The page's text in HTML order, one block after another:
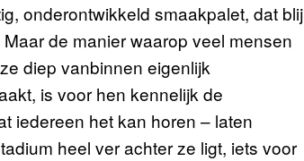
onderontwikkeld smaakpalet, dat blij
de manier waarop veel mensen
diep vanbinnen eigenlijk
is voor hen kennelijk de
iedereen het kan horen – laten
heel ver achter ze ligt, iets voor